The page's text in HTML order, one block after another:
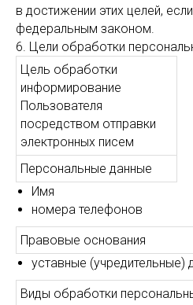
в достижении этих целей,
федеральным законом.
6. Цели обработки
Цель обработки
информирование
Пользователя
посредством отправки
электронных писем
Персональные данные
Имя
номера телефонов
Правовые основания
уставные
Виды обработки